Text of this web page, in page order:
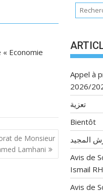
« Economie
de Monsieur
Lamhani
Appel à
2026/
تعزية
Bientôt
المجيد
Avis de
Ismail
Avis de